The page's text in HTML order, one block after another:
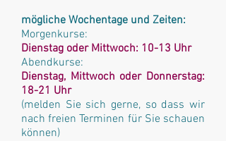
mögliche Wochentage und Zeiten:
Morgenkurse:
Dienstag oder Mittwoch: 10-13 Uhr
Abendkurse:
Dienstag, Mittwoch oder Donnerstag:
18-21 Uhr
(melden Sie sich gerne, so dass wir
nach freien Terminen für Sie schauen
können)